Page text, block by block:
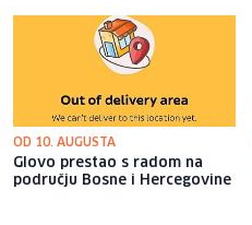
OD 10. AUGUSTA
Glovo prestao s radom na
području Bosne i Hercegovine